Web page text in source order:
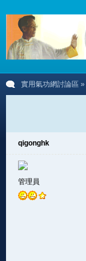
實用氣功網討論區 »
qigonghk
管理員